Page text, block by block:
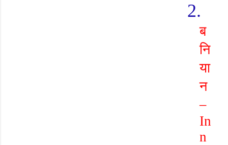
2.
ब
नि
या
न
–
In
n